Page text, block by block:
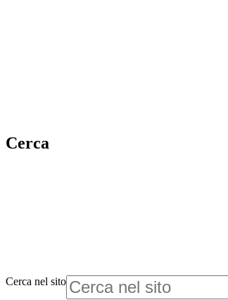
Cerca
Cerca nel sito